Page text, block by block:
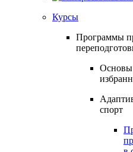
Курсы
Программы
Основы
спорт